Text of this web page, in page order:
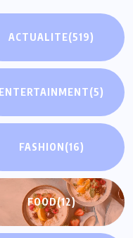
ACTUALITE(519)
ENTERTAINMENT(5)
FASHION (16)
FOOD(12)